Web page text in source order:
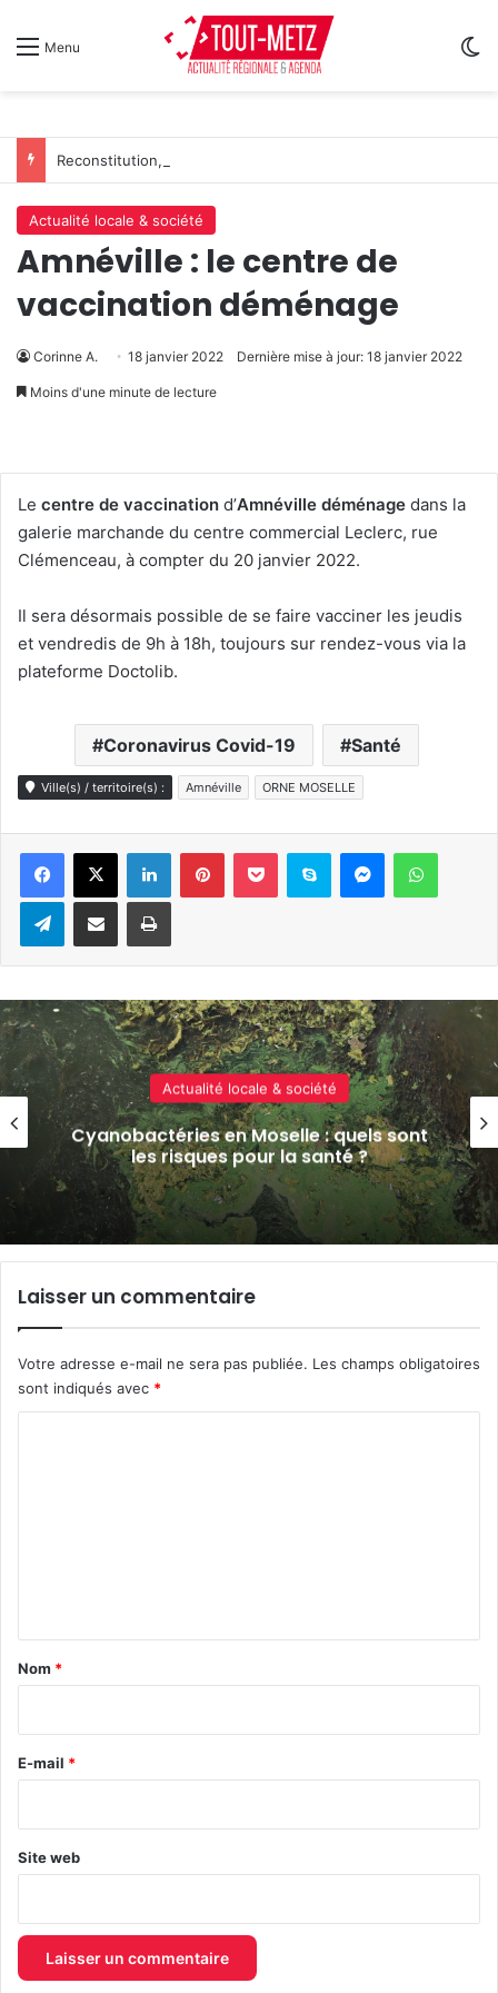
Menu
Actualité locale & société
Amnéville : le centre de
vaccination déménage
Corinne A. 18 janvier 2022 Dernière mise à jour: 18 janvier 2022
Moins d'une minute de lecture
Le centre de vaccination d’Amnéville déménage dans la
galerie marchande du centre commercial Leclerc, rue
Clémenceau, à compter du 20 janvier 2022.
Il sera désormais possible de se faire vacciner les jeudis
et vendredis de 9h à 18h, toujours sur rendez-vous via la
plateforme Doctolib.
Coronavirus Covid-19 Santé
Ville(s) / territoire(s) : Amnéville ORNE MOSELLE
LinkedinPinterestPocket Skype Messenger
TelegramPartager par e-mail Imprimer
Actualité locale & société
Cyanobactéries en Moselle : quels sont
les risques pour la santé ?
Laisser un commentaire
Votre adresse e-mail ne sera pas publiée. Les champs obligatoires
sont indiqués avec *
a
e
Nom *
E-mail *
Site web